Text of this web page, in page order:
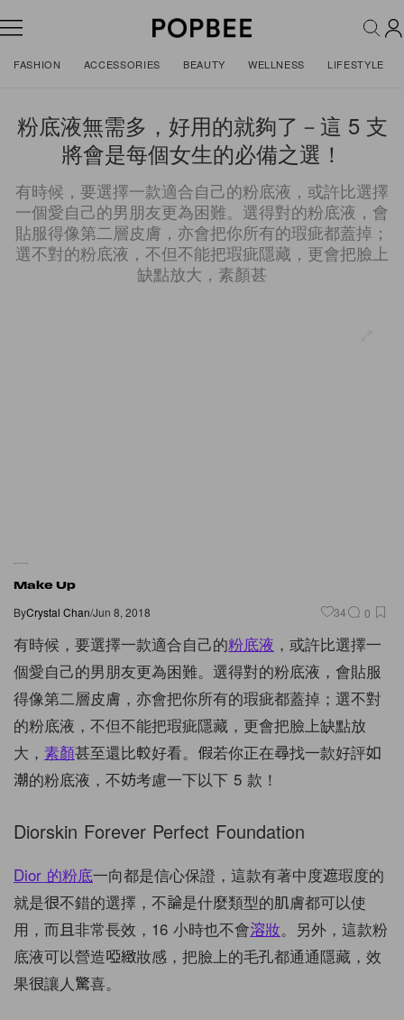
FASHION ACCESSORIES BEAUTY WELLNESS LIFESTYLE
粉底液無需多，好用的就夠了－這 5 支
將會是每個女生的必備之選！
有時候，要選擇一款適合自己的粉底液，或許比選擇
一個愛自己的男朋友更為困難。選得對的粉底液，會
貼服得像第二層皮膚，亦會把你所有的瑕疵都蓋掉；
選不對的粉底液，不但不能把瑕疵隱藏，更會把臉上
缺點放大，素顏甚
Make Up
ByCrystal Chan/Jun 8, 2018 34 0
有時候，要選擇一款適合自己的粉底液 ，或許比選擇一
個愛自己的男朋友更為困難。選得對的粉底液，會貼服
得像第二層皮膚，亦會把你所有的瑕疵都蓋掉；選不對
的粉底液，不但不能把瑕疵隱藏，更會把臉上缺點放
大， 素顏甚至還比較好看。假若你正在尋找一款好評如
潮的粉底液，不妨考慮一下以下 5 款！
Diorskin Forever Perfect Foundation
Dior 的粉底一向都是信心保證，這款有著中度遮瑕度的
就是很不錯的選擇，不論是什麼類型的肌膚都可以使
用，而且非常長效，16 小時也不會溶妝。另外，這款粉
底液可以營造啞緻妝感，把臉上的毛孔都通通隱藏，效
果很讓人驚喜。